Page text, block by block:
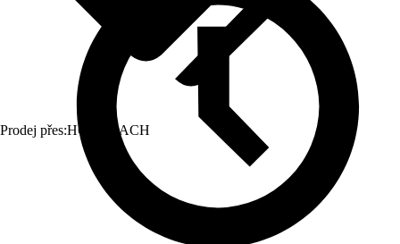
Prodej přes:HORNBACH